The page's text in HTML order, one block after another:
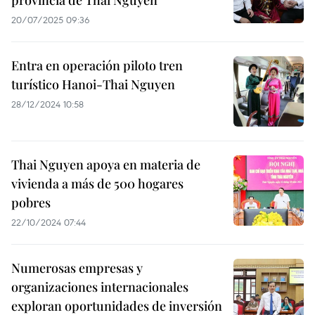
20/07/2025 09:36
Entra en operación piloto tren
turístico Hanoi-Thai Nguyen
28/12/2024 10:58
Thai Nguyen apoya en materia de
vivienda a más de 500 hogares
pobres
22/10/2024 07:44
Numerosas empresas y
organizaciones internacionales
exploran oportunidades de inversión